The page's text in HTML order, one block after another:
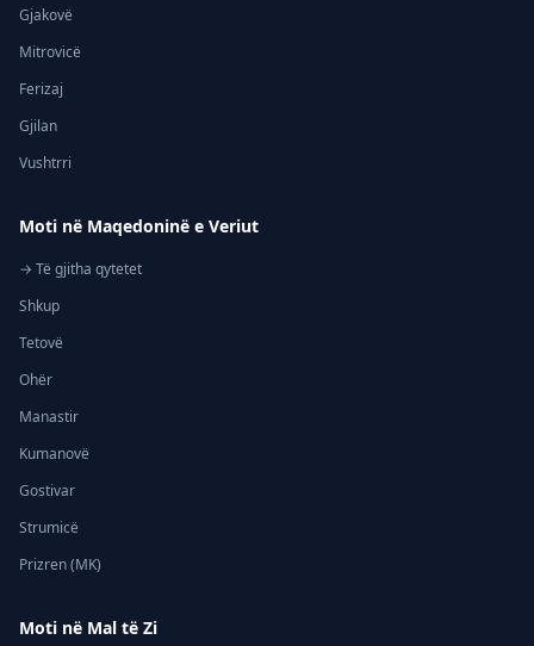
Gjakovë
Mitrovicë
Ferizaj
Gjilan
Vushtrri
Moti në Maqedoninë e Veriut
→ Të gjitha qytetet
Shkup
Tetovë
Ohër
Manastir
Kumanovë
Gostivar
Strumicë
Prizren (MK)
Moti në Mal të Zi